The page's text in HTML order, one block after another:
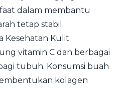
dalam membantu
tetap stabil.
Kesehatan Kulit
vitamin C dan berbagai
tubuh. Konsumsi buah
kolagen